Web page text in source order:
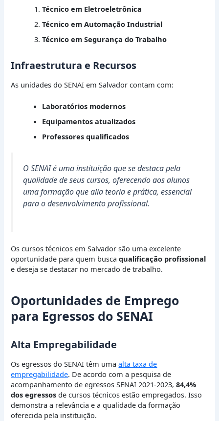
Técnico em Eletroeletrônica
Técnico em Automação Industrial
Técnico em Segurança do Trabalho
Infraestrutura e Recursos
As unidades do SENAI em Salvador contam com:
Laboratórios modernos
Equipamentos atualizados
Professores qualificados
O SENAI é uma instituição que se destaca pela
qualidade de seus cursos, oferecendo aos alunos
uma formação que alia teoria e prática, essencial
para o desenvolvimento profissional.
Os cursos técnicos em Salvador são uma excelente
oportunidade para quem buscaqualificação profissional
e deseja se destacar no mercado de trabalho.
Oportunidades de Emprego
para Egressos do SENAI
Alta Empregabilidade
Os egressos do SENAI têm umaalta taxa de
empregabilidade. De acordo com a pesquisa de
acompanhamento de egressos SENAI 2021-2023,84,4%
dos egressos de cursos técnicos estão empregados. Isso
demonstra a relevância e a qualidade da formação
oferecida pela instituição.